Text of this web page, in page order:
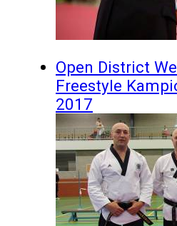
Open District
Freestyle
2017